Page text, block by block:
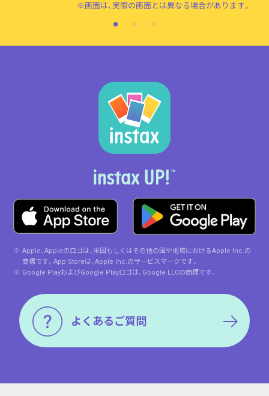
※画面は、実際の画面とは異なる場合があります。
※ Apple、Appleのロゴは、⽶国もしくはその他の国や地域におけるApple Inc.の
商標です。App Storeは、Apple Inc.のサービスマークです。
※ Google PlayおよびGoogle Playロゴは、Google LLCの商標です。
よくあるご質問